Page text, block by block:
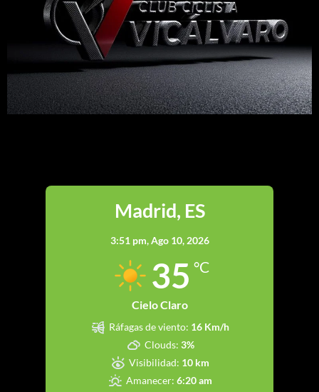
Madrid, ES
3:51 pm,Ago 10, 2026
35 °C
Cielo Claro
Ráfagas de viento: 16 Km/h
Clouds: 3%
Visibilidad: 10 km
Amanecer: 6:20 am